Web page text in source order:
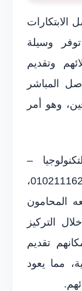
الابتكارات
توفر وسيلة
وتقديم
المباشر
وهو أمر
–
المحامي محمود شمس عبر 01021116243،
المحامون
التركيز
تقديم
مما يعود